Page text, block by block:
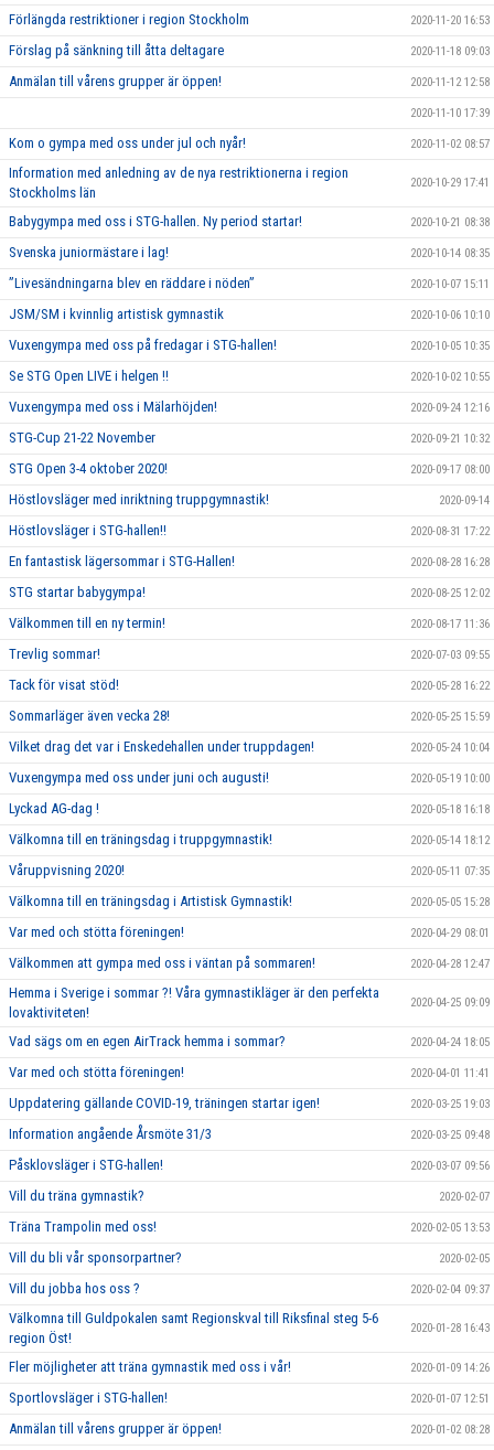
Förlängda restriktioner i region Stockholm 2020-11-20 16:53
Förslag på sänkning till åtta deltagare 2020-11-18 09:03
Anmälan till vårens grupper är öppen! 2020-11-12 12:58
2020-11-10 17:39
Kom o gympa med oss under jul och nyår! 2020-11-02 08:57
Information med anledning av de nya restriktionerna i region
Stockholms län
2020-10-29 17:41
Babygympa med oss i STG-hallen. Ny period startar! 2020-10-21 08:38
Svenska juniormästare i lag! 2020-10-14 08:35
”Livesändningarna blev en räddare i nöden” 2020-10-07 15:11
JSM/SM i kvinnlig artistisk gymnastik 2020-10-06 10:10
Vuxengympa med oss på fredagar i STG-hallen! 2020-10-05 10:35
Se STG Open LIVE i helgen !! 2020-10-02 10:55
Vuxengympa med oss i Mälarhöjden! 2020-09-24 12:16
STG-Cup 21-22 November 2020-09-21 10:32
STG Open 3-4 oktober 2020! 2020-09-17 08:00
Höstlovsläger med inriktning truppgymnastik! 2020-09-14
Höstlovsläger i STG-hallen!! 2020-08-31 17:22
En fantastisk lägersommar i STG-Hallen! 2020-08-28 16:28
STG startar babygympa! 2020-08-25 12:02
Välkommen till en ny termin! 2020-08-17 11:36
Trevlig sommar! 2020-07-03 09:55
Tack för visat stöd! 2020-05-28 16:22
Sommarläger även vecka 28! 2020-05-25 15:59
Vilket drag det var i Enskedehallen under truppdagen! 2020-05-24 10:04
Vuxengympa med oss under juni och augusti! 2020-05-19 10:00
Lyckad AG-dag ! 2020-05-18 16:18
Välkomna till en träningsdag i truppgymnastik! 2020-05-14 18:12
Våruppvisning 2020! 2020-05-11 07:35
Välkomna till en träningsdag i Artistisk Gymnastik! 2020-05-05 15:28
Var med och stötta föreningen! 2020-04-29 08:01
Välkommen att gympa med oss i väntan på sommaren! 2020-04-28 12:47
Hemma i Sverige i sommar ?! Våra gymnastikläger är den perfekta
lovaktiviteten!
2020-04-25 09:09
Vad sägs om en egen AirTrack hemma i sommar? 2020-04-24 18:05
Var med och stötta föreningen! 2020-04-01 11:41
Uppdatering gällande COVID-19, träningen startar igen! 2020-03-25 19:03
Information angående Årsmöte 31/3 2020-03-25 09:48
Påsklovsläger i STG-hallen! 2020-03-07 09:56
Vill du träna gymnastik? 2020-02-07
Träna Trampolin med oss! 2020-02-05 13:53
Vill du bli vår sponsorpartner? 2020-02-05
Vill du jobba hos oss ? 2020-02-04 09:37
Välkomna till Guldpokalen samt Regionskval till Riksfinal steg 5-6
region Öst!
2020-01-28 16:43
Fler möjligheter att träna gymnastik med oss i vår! 2020-01-09 14:26
Sportlovsläger i STG-hallen! 2020-01-07 12:51
Anmälan till vårens grupper är öppen! 2020-01-02 08:28